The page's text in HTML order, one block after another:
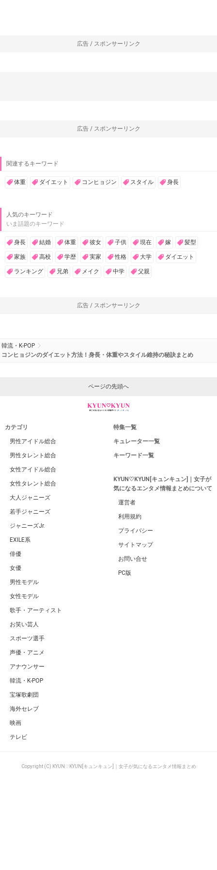
広告 / スポンサーリンク
広告 / スポンサーリンク
関連するキーワード
体重 ダイエット コンヒョジン スタイル 身長
人気のキーワード
いま話題のキーワード
身長 結婚 体重 彼女 子供 現在 嫁 髪型
家族 高校 学歴 実家 性格 大学 ダイエット
ランキング 兄弟 メイク 中学 父親
広告 / スポンサーリンク
韓流・K-POP
コンヒョジンのダイエット方法！身長・体重やスタイル維持の秘訣まとめ
ページの先頭へ
カテゴリ
男性アイドル総合
男性タレント総合
女性アイドル総合
女性タレント総合
大人ジャニーズ
若手ジャニーズ
ジャニーズJr.
EXILE系
俳優
女優
男性モデル
女性モデル
歌手・アーティスト
お笑い芸人
スポーツ選手
声優・アニメ
アナウンサー
韓流・K-POP
宝塚歌劇団
海外セレブ
映画
テレビ
特集一覧
キュレーター一覧
キーワード一覧
KYUN♡KYUN[キュンキュン]｜女子が
気になるエンタメ情報まとめについて
運営者
利用規約
プライバシー
サイトマップ
お問い合せ
PC版
Copyright (C) KYUN♡KYUN[キュンキュン]｜女子が気になるエンタメ情報まとめ